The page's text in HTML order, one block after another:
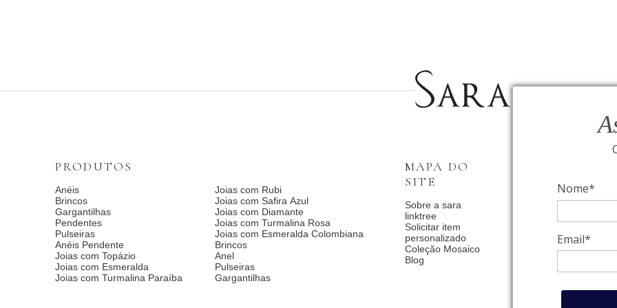
Nome*
Email*
Fale Conosco
Relógios BVLGARI
Condições de
Catalogo Dia Dos
Meus pedidos
MAPA DO
SITE
Sobre a sara
linktree
Solicitar item
personalizado
Blog
Coleção Mosaico
PRODUTOS
Anéis
Brincos
Gargantilhas
Pendentes
Pulseiras
Anéis Pendente
Joias com Topázio
Joias com Esmeralda
Joias com Turmalina Paraíba
Joias com Rubi
Joias com Safira Azul
Joias com Diamante
Joias com Turmalina Rosa
Joias com Esmeralda Colombiana
Brincos
Anel
Pulseiras
Gargantilhas